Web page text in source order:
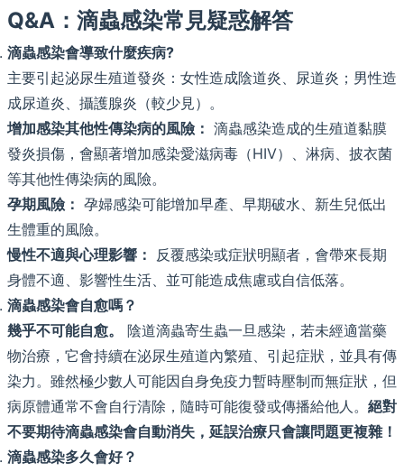
Q&A：滴蟲感染常見疑惑解答
滴蟲感染會導致什麼疾病?
主要引起泌尿生殖道發炎：女性造成陰道炎、尿道炎；男性造
成尿道炎、攝護腺炎（較少見）。
增加感染其他性傳染病的風險： 滴蟲感染造成的生殖道黏膜
發炎損傷，會顯著增加感染愛滋病毒（HIV）、淋病、披衣菌
等其他性傳染病的風險。
孕期風險： 孕婦感染可能增加早產、早期破水、新生兒低出
生體重的風險。
慢性不適與心理影響： 反覆感染或症狀明顯者，會帶來長期
身體不適、影響性生活、並可能造成焦慮或自信低落。
滴蟲感染會自愈嗎？
幾乎不可能自愈。
陰道滴蟲寄生蟲一旦感染，若未經適當藥
物治療，它會持續在泌尿生殖道內繁殖、引起症狀，並具有傳
染力。雖然極少數人可能因自身免疫力暫時壓制而無症狀，但
病原體通常不會自行清除，隨時可能復發或傳播給他人。 絕對
不要期待滴蟲感染會自動消失，延誤治療只會讓問題更複雜！
滴蟲感染多久會好？